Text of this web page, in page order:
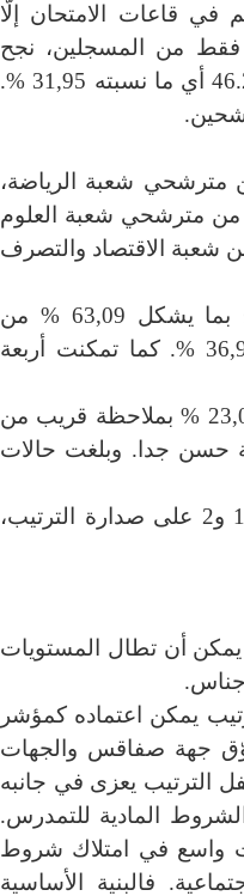
ولم يحضر منهم في قاعات الامتحان إلّا
أي أنه لم يجر الاختبارات سوى 95,44 % فقط من المسجلين، نجح
53.721 أي ما نسبته 37,08 %، وبلغ عدد المؤجَّلين 46.281 أي ما نسبته 31,95 %.
شعبة الرياضيات، 73,33 % من مترشحي شعبة الرياضة،
من مترشحي شعبة علوم الإعلامية، 45,83 % من مترشحي شعبة العلوم
35,02 % من شعبة العلوم التقنية، 28,95 % من شعبة الاقتصاد والتصرف
ومن جملة الناجحين تمكنت 33.890 فتاة من النجاح بما يشكل 63,09 % من
مجموع الناجحين، فيما بلغ عدد الذكور 19.831 أي 36,91 %. كما تمكنت أربعة
وقد حاز على الشهادة بملاحظة متوسط 55,51 %، و23,07 % بملاحظة قريب من
حسن، و8,29 % بملاحظة حسن جدا. وبلغت حالات
أمّا ترتيب المندوبيات فقد حافظت مندوبيّتا صفاقس 1 و2 على صدارة الترتيب،
يمكن أن تطال المستويات
يمكن اعتماده كمؤشر
جهة صفاقس والجهات
الترتيب يعزى في جانبه
المادية للتمدرس.
واسع في امتلاك شروط
فالبنية الأساسية